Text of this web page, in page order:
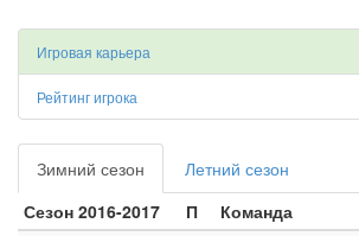
Игровая карьера
Рейтинг игрока
Зимний сезон
Летний сезон
Сезон 2016-2017
П Команда